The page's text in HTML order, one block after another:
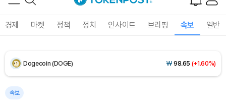
경제 마켓 정책 정치 인사이트 브리핑 속보 일반
Dogecoin (DOGE) ₩ 98.65 (+1.60%)
속보